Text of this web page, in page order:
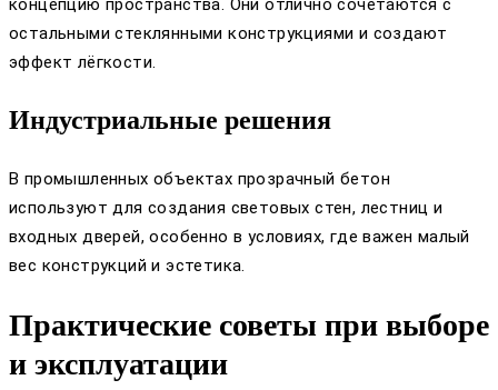
концепцию пространства. Они отлично сочетаются с
остальными стеклянными конструкциями и создают
эффект лёгкости.
Индустриальные решения
В промышленных объектах прозрачный бетон
используют для создания световых стен, лестниц и
входных дверей, особенно в условиях, где важен малый
вес конструкций и эстетика.
Практические советы при выборе
и эксплуатации